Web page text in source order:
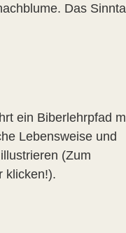
Das
ein Biberlehrpfad
Lebensweise und
(Zum
klicken!).